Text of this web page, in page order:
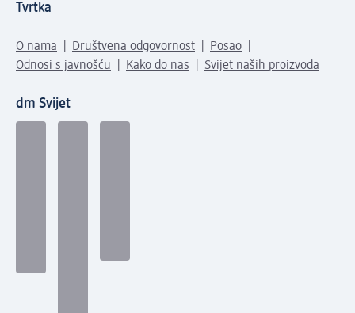
Tvrtka
O nama Društvena odgovornost
Posao
Odnosi s javnošću
Kako do nas Svijet naših proizvoda
dm Svijet